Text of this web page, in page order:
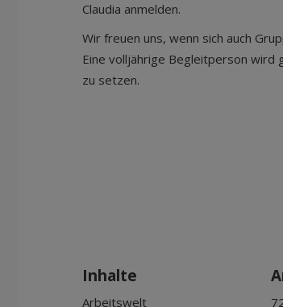
Claudia anmelden.
Wir freuen uns, wenn sich auch
Eine volljährige Begleitperson wird
zu setzen.
Inhalte
Arbeitswelt